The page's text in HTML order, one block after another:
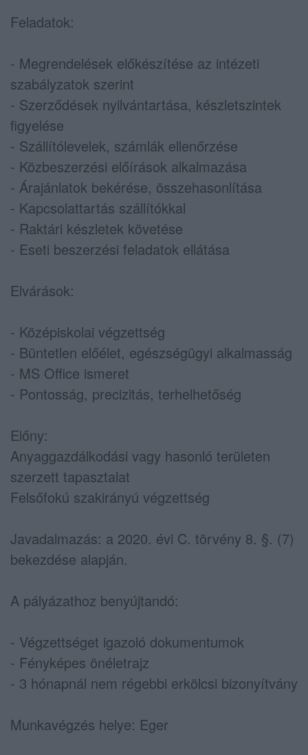
Feladatok:
- Megrendelések előkészítése az intézeti
szabályzatok szerint
- Szerződések nyilvántartása, készletszintek
figyelése
- Szállítólevelek, számlák ellenőrzése
- Közbeszerzési előírások alkalmazása
- Árajánlatok bekérése, összehasonlítása
- Kapcsolattartás szállítókkal
- Raktári készletek követése
- Eseti beszerzési feladatok ellátása
Elvárások:
- Középiskolai végzettség
- Büntetlen előélet, egészségügyi alkalmasság
- MS Office ismeret
- Pontosság, precizitás, terhelhetőség
Előny:
Anyaggazdálkodási vagy hasonló területen
szerzett tapasztalat
Felsőfokú szakirányú végzettség
Javadalmazás: a 2020. évi C. törvény 8. §. (7)
bekezdése alapján.
A pályázathoz benyújtandó:
- Végzettséget igazoló dokumentumok
- Fényképes önéletrajz
- 3 hónapnál nem régebbi erkölcsi bizonyítvány
Munkavégzés helye: Eger